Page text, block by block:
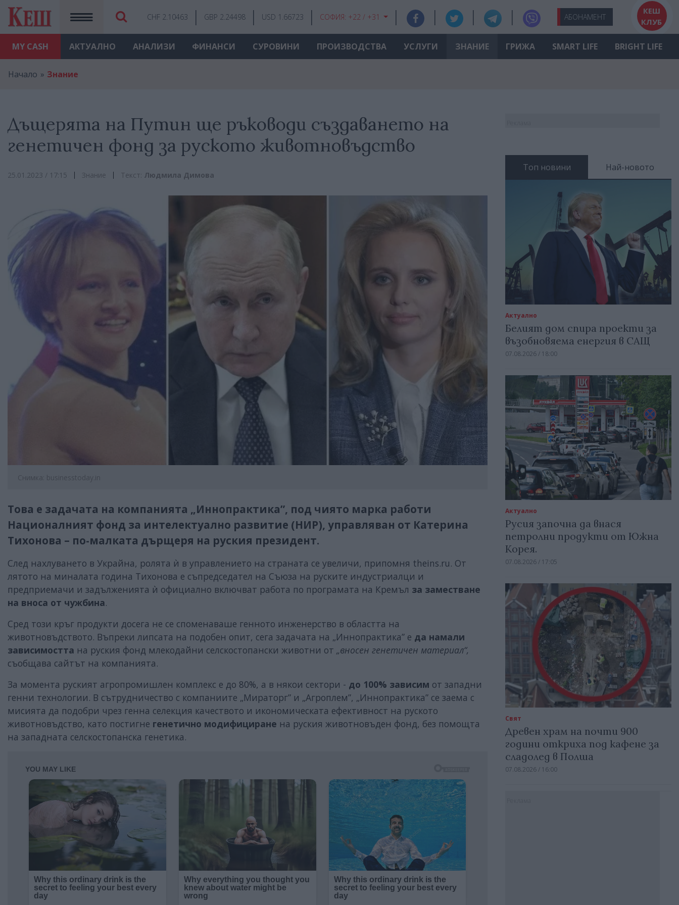
MY CASH
CHF 2.10463 GBP 2.24498 USD 1.66723 СОФИЯ: +22 / +31 АБОНАМЕНТ
КЕШ
КЛУБ
АКТУАЛНО АНАЛИЗИ ФИНАНСИ СУРОВИНИ ПРОИЗВОДСТВА УСЛУГИ ЗНАНИЕ ГРИЖА SMART LIFE BRIGHT LIFE
Начало Знание
Дъщерята на Путин ще ръководи създаването на
генетичен фонд за руското животновъдство
25.01.2023 / 17:15 Знание Текст: Людмила Димова
Снимка: businesstoday.in
Това е задачата на компанията „Иннопрактика”, под чиято марка работи
Националният фонд за интелектуално развитие (НИР), управляван от Катерина
Тихонова – по-малката дърщеря на руския президент.
След нахлуването в Украйна, ролята ѝ в управлението на страната се увеличи, припомня theins.ru. От
лятото на миналата година Тихонова е съпредседател на Съюза на руските индустриалци и
предприемачи и задълженията ѝ официално включват работа по програмата на Кремъл за заместване
на вноса от чужбина.
Сред този кръг продукти досега не се споменаваше генното инженерство в областта на
животновъдството. Въпреки липсата на подобен опит, сега задачата на „Иннопрактика” е да намали
зависимостта на руския фонд млекодайни селскостопански животни от „вносен генетичен материал“,
съобщава сайтът на компанията.
За момента руският агропромишлен комплекс е до 80%, а в някои сектори - до 100% зависим от западни
генни технологии. В сътрудничество с компаниите „Мираторг” и „Агроплем”, „Иннопрактика” се заема с
мисията да подобри чрез генна селекция качеството и икономическата ефективност на руското
животновъдство, като постигне генетично модифициране на руския животновъден фонд, без помощта
на западната селскостопанска генетика.
Топ новини Най-новото
Актуално
Белият дом спира проекти за
възобновяема енергия в САЩ
07.08.2026 / 18:00
Актуално
Русия започна да внася
петролни продукти от Южна
Корея.
07.08.2026 / 17:05
Свят
Древен храм на почти 900
години откриха под кафене за
сладолед в Полша
07.08.2026 / 16:00